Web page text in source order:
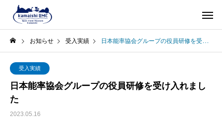
お知らせ 受入実績 日本能率協会グループの役員研修を受け入れました
受入実績
日本能率協会グループの役員研修を受け入れまし
た
2023.05.16